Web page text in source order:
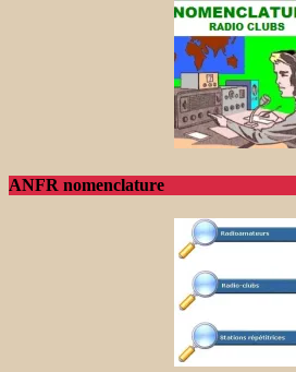
ANFR nomenclature